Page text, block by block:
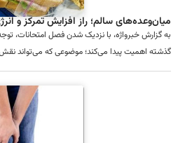
میان‌وعده‌های سالم؛ راز افزایش تمرکز و
به گزارش خبرواژه، با نزدیک شدن فصل امتحانات،
گذشته اهمیت پیدا می‌کند؛ موضوعی که می‌تواند